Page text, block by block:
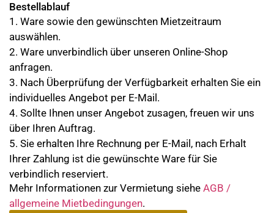
Bestellablauf
1. Ware sowie den gewünschten Mietzeitraum
auswählen.
2. Ware unverbindlich über unseren Online-Shop
anfragen.
3. Nach Überprüfung der Verfügbarkeit erhalten Sie ein
individuelles Angebot per E-Mail.
4. Sollte Ihnen unser Angebot zusagen, freuen wir uns
über Ihren Auftrag.
5. Sie erhalten Ihre Rechnung per E-Mail, nach Erhalt
Ihrer Zahlung ist die gewünschte Ware für Sie
verbindlich reserviert.
Mehr Informationen zur Vermietung siehe AGB /
allgemeine Mietbedingungen.